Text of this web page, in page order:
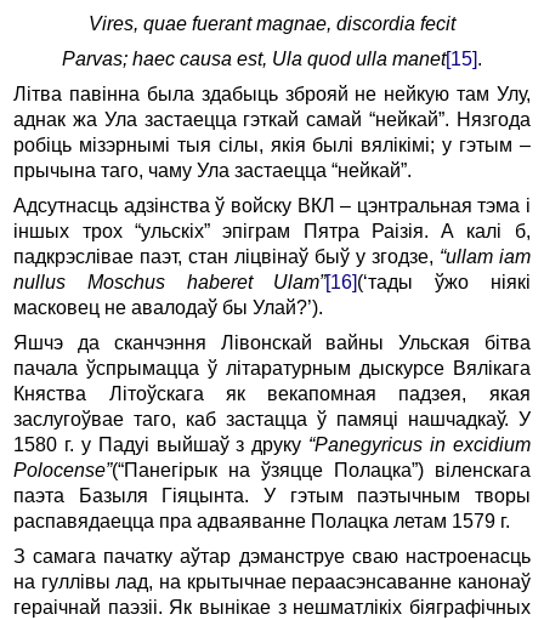
Vires, quae fuerant magnae, discordia fecit
Parvas; haec causa est, Ula quod ulla manet[15].
Літва павінна была здабыць зброяй не нейкую там Улу,
аднак жа Ула застаецца гэткай самай “нейкай”. Нязгода
робіць мізэрнымі тыя сілы, якія былі вялікімі; у гэтым –
прычына таго, чаму Ула застаецца “нейкай”.
Адсутнасць адзінства ў войску ВКЛ – цэнтральная тэма і
іншых трох “ульскіх” эпіграм Пятра Раізія. А калі б,
падкрэслівае паэт, стан ліцвінаў быў у згодзе, “ullam iam
nullus Moschus haberet Ulam”[16](‘тады ўжо ніякі
масковец не авалодаў бы Улай?’).
Яшчэ да сканчэння Лівонскай вайны Ульская бітва
пачала ўспрымацца ў літаратурным дыскурсе Вялікага
Княства Літоўскага як векапомная падзея, якая
заслугоўвае таго, каб застацца ў памяці нашчадкаў. У
1580 г. у Падуі выйшаў з друку “Panegyricus in excidium
Polocense”(“Панегірык на ўзяцце Полацка”) віленскага
паэта Базыля Гіяцынта. У гэтым паэтычным творы
распавядаецца пра адваяванне Полацка летам 1579 г.
З самага пачатку аўтар дэманструе сваю настроенасць
на гуллівы лад, на крытычнае пераасэнсаванне канонаў
гераічнай паэзіі. Як вынікае з нешматлікіх біяграфічных